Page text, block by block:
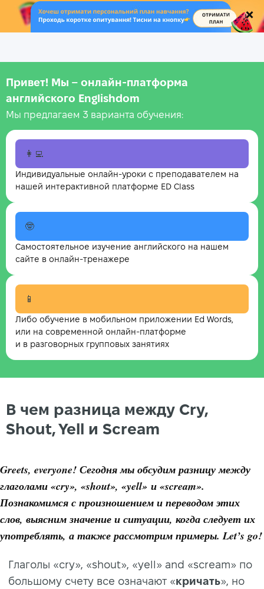
.
Привет! Мы – онлайн‑платформа
английского Englishdom
Мы предлагаем 3 варианта обучения:
👩‍💻
Индивидуальные онлайн-уроки с преподавателем на
нашей интерактивной платформе ED Class
🤓
Самостоятельное изучение английского на нашем
сайте в онлайн-тренажере
📱
Либо обучение в мобильном приложении Ed Words,
или на современной онлайн-платформе
и в разговорных групповых занятиях
В чем разница между Cry,
Shout, Yell и Scream
Greets, everyone! Сегодня мы обсудим разницу между
глаголами «cry», «shout», «yell» и «scream».
Познакомимся с произношением и переводом этих
слов, выясним значение и ситуации, когда следует их
употреблять, а также рассмотрим примеры. Let’s go!
Глаголы «cry», «shout», «yell» and «scream» по
большому счету все означают «кричать», но